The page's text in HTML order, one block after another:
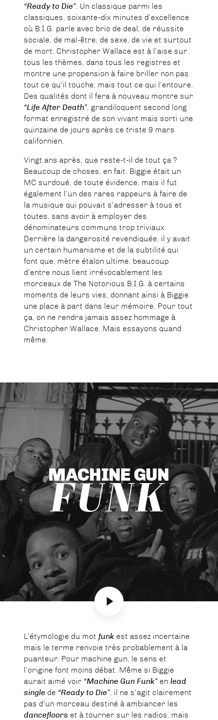
“Ready to Die”. Un classique parmi les
classiques, soixante-dix minutes d’excellence
où B.I.G. parle avec brio de deal, de réussite
sociale, de mal-être, de sexe, de vie et surtout
de mort. Christopher Wallace est à l’aise sur
tous les thèmes, dans tous les registres et
montre une propension à faire briller non pas
tout ce qu’il touche, mais tout ce qui l’entoure.
Des qualités dont il fera à nouveau montre sur
“Life After Death”, grandiloquent second long
format enregistré de son vivant mais sorti une
quinzaine de jours après ce triste 9 mars
californien.
Vingt ans après, que reste-t-il de tout ça ?
Beaucoup de choses, en fait. Biggie était un
MC surdoué, de toute évidence, mais il fut
également l’un des rares rappeurs à faire de
la musique qui pouvait s’adresser à tous et
toutes, sans avoir à employer des
dénominateurs communs trop triviaux.
Derrière la dangerosité revendiquée, il y avait
un certain humanisme et de la subtilité qui
font que, mètre étalon ultime, beaucoup
d’entre nous lient irrévocablement les
morceaux de The Notorious B.I.G. à certains
moments de leurs vies, donnant ainsi à Biggie
une place à part dans leur mémoire. Pour tout
ça, on ne rendra jamais assez hommage à
Christopher Wallace. Mais essayons quand
même.
MACHINE GUN
FUNK
L’étymologie du mot funk est assez incertaine
mais le terme renvoie très probablement à la
puanteur. Pour machine gun, le sens et
l’origine font moins débat. Même si Biggie
aurait aimé voir “Machine Gun Funk” en lead
single de “Ready to Die”, il ne s’agit clairement
pas d’un morceau destiné à ambiancer les
dancefloors et à tourner sur les radios, mais